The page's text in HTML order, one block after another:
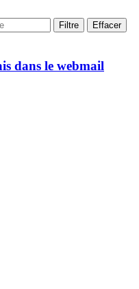
Filtre Effacer
dans le webmail